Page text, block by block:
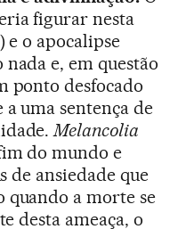
figurar nesta
e o apocalipse
e, em questão
ponto desfocado
uma sentença de
Melancolia
do mundo e
de ansiedade que
a morte se
desta ameaça, o